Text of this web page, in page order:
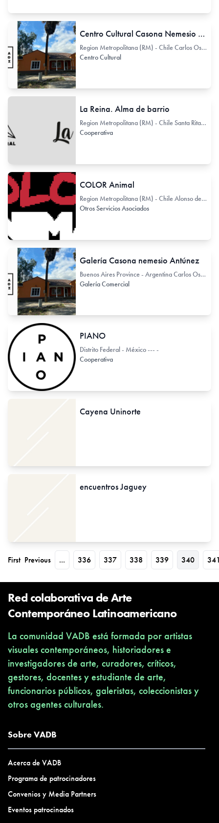
Centro Cultural Casona Nemesio Antúnez
Region Metropolitana (RM) - Chile Carlos Ossandón 11
Centro Cultural
La Reina. Alma de barrio
Region Metropolitana (RM) - Chile Santa Rita 1153
Cooperativa
COLOR Animal
Region Metropolitana (RM) - Chile Alonso de Córdova 3827
Otros Servicios Asociados
Galería Casona nemesio Antúnez
Buenos Aires Province - Argentina Carlos Ossandón 11
Galería Comercial
PIANO
Distrito Federal - México --- -
Cooperativa
Cayena Uninorte
encuentros Jaguey
First Previous ... 336 337 338 339 340
Red colaborativa de Arte
Contemporáneo Latinoamericano
La comunidad VADB está formada por artistas
visuales contemporáneos, historiadores e
investigadores de arte, curadores, críticos,
gestores, docentes y estudiante de arte,
funcionarios públicos, galeristas, coleccionistas y
otros agentes culturales.
Sobre VADB
Acerca de VADB
Programa de patrocinadores
Convenios y Media Partners
Eventos patrocinados